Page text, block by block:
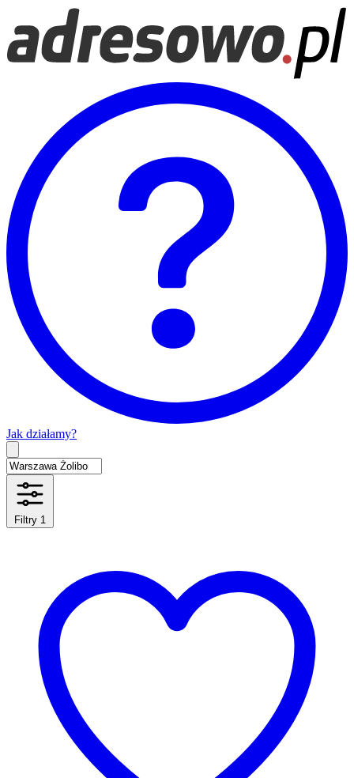
Jak działamy?
Filtry 1